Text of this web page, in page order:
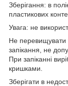
Зберігання: в
пластикових
Увага: не
Не перевищувати
запікання, не
При запіканні
кришками.
Зберігати в